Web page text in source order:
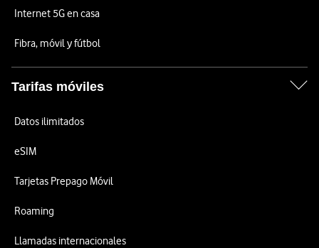
Internet 5G en casa
Fibra, móvil y fútbol
Tarifas móviles
Datos ilimitados
eSIM
Tarjetas Prepago Móvil
Roaming
Llamadas internacionales